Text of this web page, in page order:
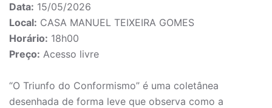
Data: 15/05/2026
Local: CASA MANUEL TEIXEIRA GOMES
Horário: 18h00
Preço: Acesso livre
“O Triunfo do Conformismo” é uma coletânea
desenhada de forma leve que observa como a